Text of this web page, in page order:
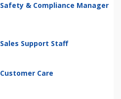
Safety & Compliance Manager
Sales Support Staff
Customer Care